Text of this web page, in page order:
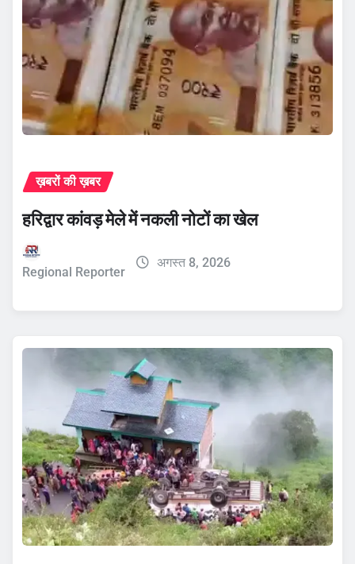
ख़बरों की ख़बर
हरिद्वार कांवड़ मेले में नकली नोटों का खेल
Regional Reporter
अगस्त 8, 2026